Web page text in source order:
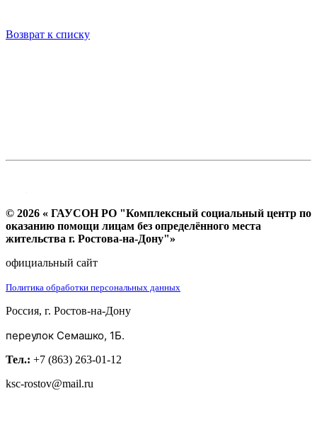
Возврат к списку
© 2026 « ГАУСОН РО "Комплексный социальный центр по
оказанию помощи лицам без определённого места
жительства г. Ростова-на-Дону"»
официальный сайт
Политика обработки персональных данных
Россия, г. Ростов-на-Дону
переулок Семашко, 1Б.
Тел.: +7 (863) 263-01-12
ksc-rostov@mail.ru